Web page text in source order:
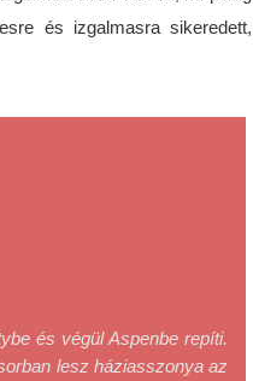
és izgalmasra sikeredett,
és végül Aspenbe repíti.
lesz háziasszonya az